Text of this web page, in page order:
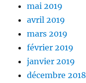
mai 2019
avril 2019
mars 2019
février 2019
janvier 2019
décembre 2018